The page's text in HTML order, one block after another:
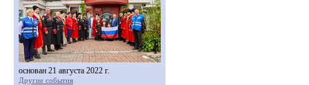
основан 21 августа 2022 г.
Другие события